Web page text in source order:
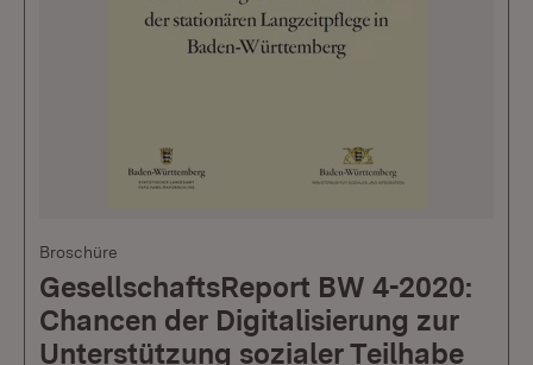
Broschüre
GesellschaftsReport BW 4-2020:
Chancen der Digitalisierung zur
Unterstützung sozialer Teilhabe